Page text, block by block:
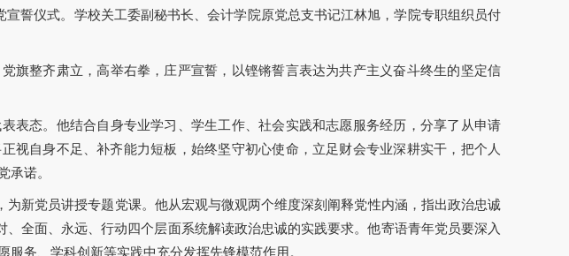
誓仪式。学校关工委副秘书长、会计学院原党总支书记江林旭，学院专职组织员付
旗整齐肃立，高举右拳，庄严宣誓，以铿锵誓言表达为共产主义奋斗终生的坚定信
表态。他结合自身专业学习、学生工作、社会实践和志愿服务经历，分享了从申请
视自身不足、补齐能力短板，始终坚守初心使命，立足财会专业深耕实干，把个人
承诺。
为新党员讲授专题党课。他从宏观与微观两个维度深刻阐释党性内涵，指出政治忠诚
、全面、永远、行动四个层面系统解读政治忠诚的实践要求。他寄语青年党员要深入
务、学科创新等实践中充分发挥先锋模范作用。